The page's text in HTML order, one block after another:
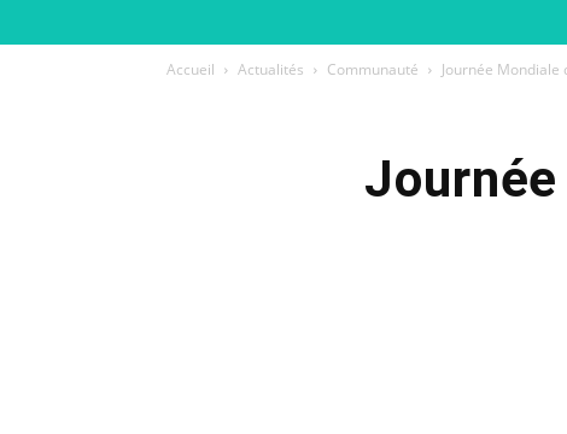
Accueil Actualités Communauté Journée Mondiale